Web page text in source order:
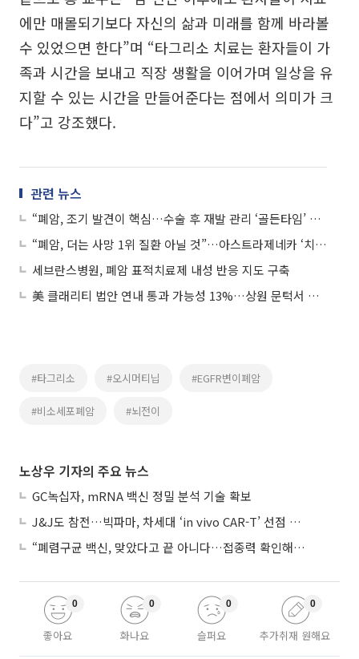
에만 매몰되기보다 자신의 삶과 미래를 함께 바라볼
수 있었으면 한다”며 “타그리소 치료는 환자들이 가
족과 시간을 보내고 직장 생활을 이어가며 일상을 유
지할 수 있는 시간을 만들어준다는 점에서 의미가 크
다”고 강조했다.
관련 뉴스
“폐암, 조기 발견이 핵심…수술 후 재발 관리 ‘골든타임’ 중요”
“폐암, 더는 사망 1위 질환 아닐 것”…아스트라제네카 ‘치료 패러다임 혁신’ 선언
세브란스병원, 폐암 표적치료제 내성 반응 지도 구축
美 클래리티 법안 연내 통과 가능성 13%…상원 문턱서 제동
#타그리소 #오시머티닙 #EGFR변이폐암
#비소세포폐암 #뇌전이
노상우 기자의 주요 뉴스
GC녹십자, mRNA 백신 정밀 분석 기술 확보
J&J도 참전…빅파마, 차세대 ‘in vivo CAR-T’ 선점 경쟁 본격화
“폐렴구균 백신, 맞았다고 끝 아니다…접종력 확인해야”
좋아요
0
화나요
0
슬퍼요
0
추가취재 원해요
0